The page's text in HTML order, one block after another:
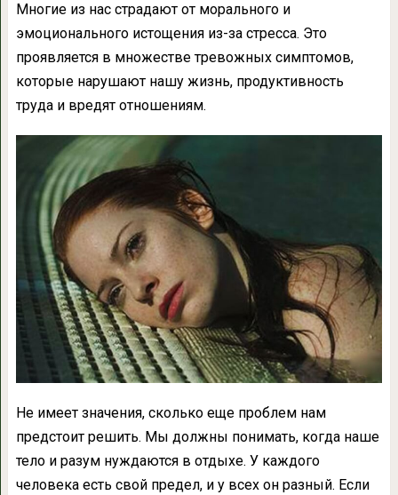
Многие из нас страдают от морального и
эмоционального истощения из-за стресса. Это
проявляется в множестве тревожных симптомов,
которые нарушают нашу жизнь, продуктивность
труда и вредят отношениям.
Не имеет значения, сколько еще проблем нам
предстоит решить. Мы должны понимать, когда наше
тело и разум нуждаются в отдыхе. У каждого
человека есть свой предел, и у всех он разный. Если